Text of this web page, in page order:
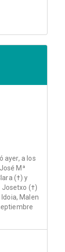
ayer, a los
Mª
(†) y
Josetxo (†)
Malen